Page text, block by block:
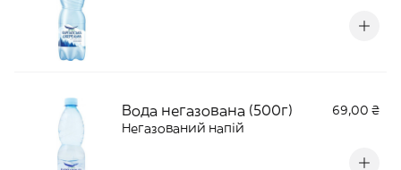
Вода негазована (500г)
69,00 ₴
Негазований напій